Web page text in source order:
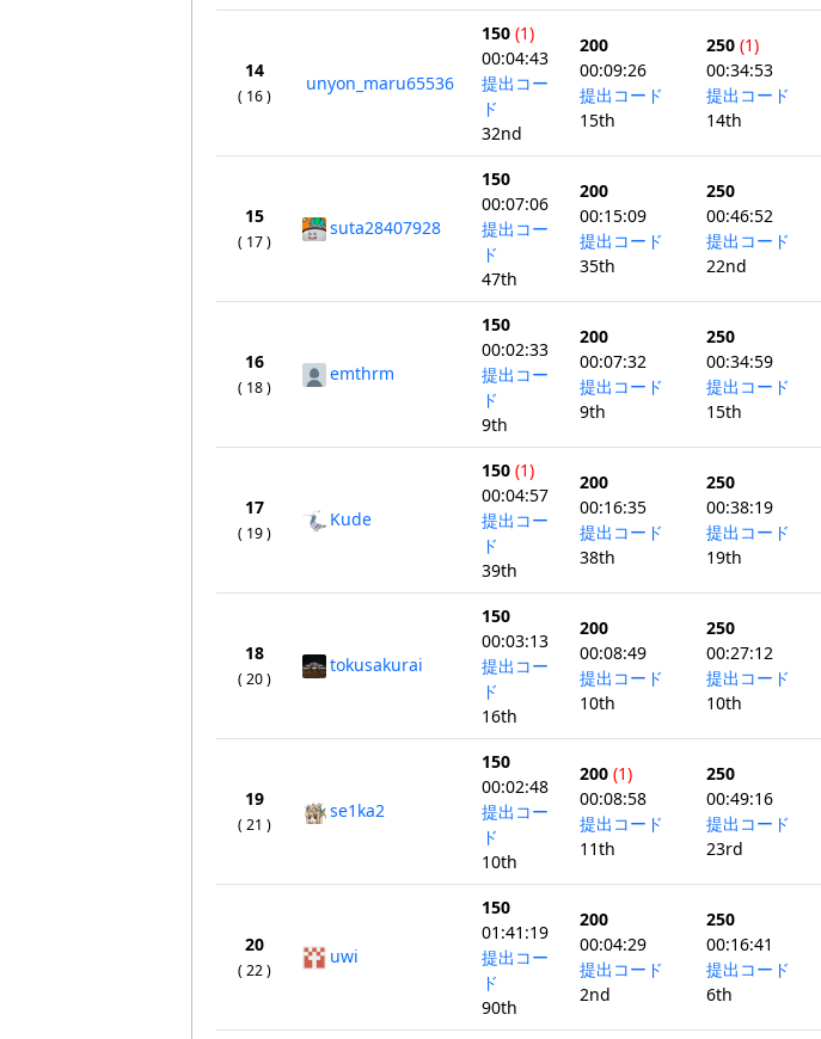
14
( 16 )
unyon_maru65536
150 (1)
00:04:43
提出コー
ド
32nd
200
00:09:26
提出コード
15th
250 (1)
00:34:53
提出コード
14th
15
( 17 )
suta28407928
150
00:07:06
提出コー
ド
47th
200
00:15:09
提出コード
35th
250
00:46:52
提出コード
22nd
16
( 18 )
emthrm
150
00:02:33
提出コー
ド
9th
200
00:07:32
提出コード
9th
250
00:34:59
提出コード
15th
17
( 19 )
Kude
150 (1)
00:04:57
提出コー
ド
39th
200
00:16:35
提出コード
38th
250
00:38:19
提出コード
19th
18
( 20 )
tokusakurai
150
00:03:13
提出コー
ド
16th
200
00:08:49
提出コード
10th
250
00:27:12
提出コード
10th
19
( 21 )
se1ka2
150
00:02:48
提出コー
ド
10th
200 (1)
00:08:58
提出コード
11th
250
00:49:16
提出コード
23rd
20
( 22 )
uwi
150
01:41:19
提出コー
ド
90th
200
00:04:29
提出コード
2nd
250
00:16:41
提出コード
6th